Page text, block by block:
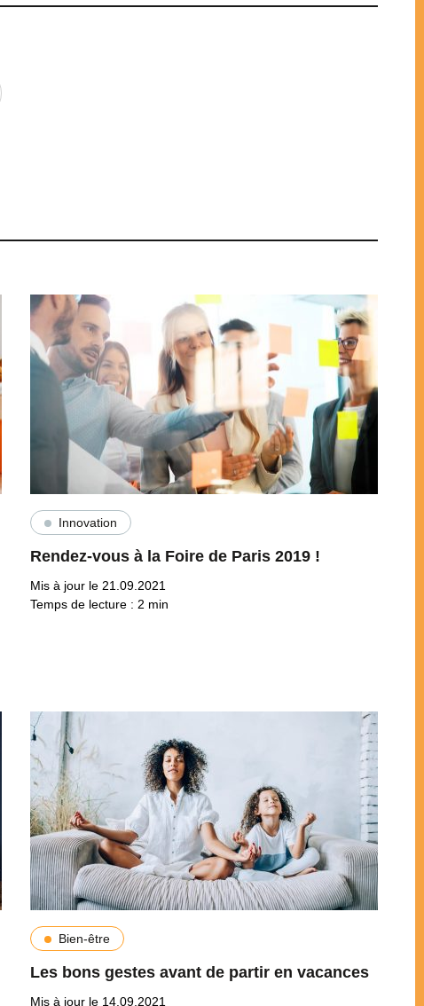
Innovation
Rendez-vous à la Foire de Paris 2019 !
Mis à jour le 21.09.2021
Temps de lecture : 2 min
Bien-être
Les bons gestes avant de partir en vacances
Mis à jour le 14.09.2021